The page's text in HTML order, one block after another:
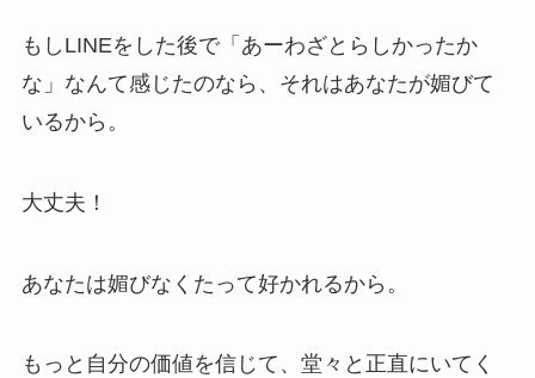
もしLINEをした後で「あーわざとらしかったか
な」なんて感じたのなら、それはあなたが媚びて
いるから。
大丈夫！
あなたは媚びなくたって好かれるから。
もっと自分の価値を信じて、堂々と正直にいてく